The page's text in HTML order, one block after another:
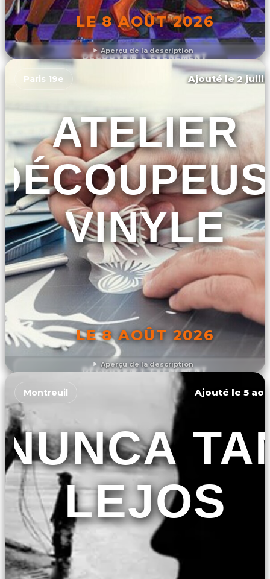
Aperçu de la description
LE 8 AOÛT 2026
DÉCOUVRIR L'ÉVÉNEMENT
Aperçu de la description
Paris 19e Ajouté le 2
ATELIER
VINYLE
LE 8 AOÛT 2026
DÉCOUVRIR L'ÉVÉNEMENT
Montreuil Ajouté le 5
NUNCA
LEJOS